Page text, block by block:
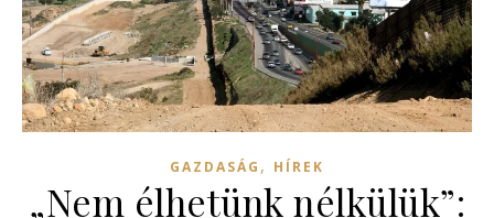
GAZDASÁG , HÍREK
„Nem élhetünk nélkülük”: